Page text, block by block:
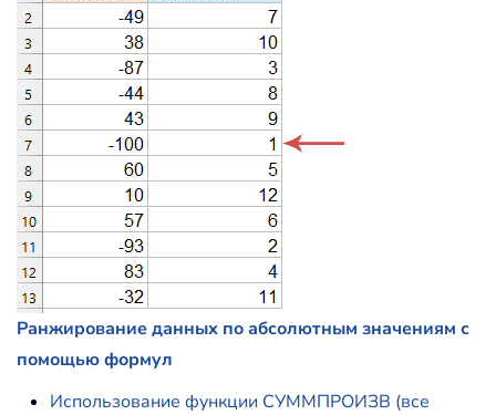
Ранжирование данных по абсолютным значениям с
помощью формул
Использование функции СУММПРОИЗВ (все